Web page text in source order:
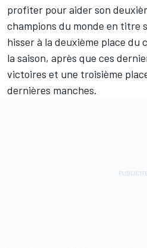
profiter pour aider son
champions du monde en titre
hisser à la deuxième place du
la saison, après que ces
victoires et une troisième
dernières manches.